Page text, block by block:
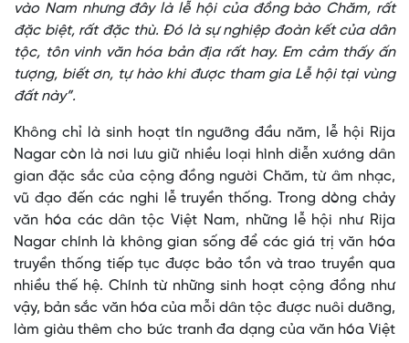
vào Nam nhưng đây là lễ hội của đồng bào Chăm, rất
đặc biệt, rất đặc thù. Đó là sự nghiệp đoàn kết của dân
tộc, tôn vinh văn hóa bản địa rất hay. Em cảm thấy ấn
tượng, biết ơn, tự hào khi được tham gia Lễ hội tại vùng
đất này”.
Không chỉ là sinh hoạt tín ngưỡng đầu năm, lễ hội Rija
Nagar còn là nơi lưu giữ nhiều loại hình diễn xướng dân
gian đặc sắc của cộng đồng người Chăm, từ âm nhạc,
vũ đạo đến các nghi lễ truyền thống. Trong dòng chảy
văn hóa các dân tộc Việt Nam, những lễ hội như Rija
Nagar chính là không gian sống để các giá trị văn hóa
truyền thống tiếp tục được bảo tồn và trao truyền qua
nhiều thế hệ. Chính từ những sinh hoạt cộng đồng như
vậy, bản sắc văn hóa của mỗi dân tộc được nuôi dưỡng,
làm giàu thêm cho bức tranh đa dạng của văn hóa Việt